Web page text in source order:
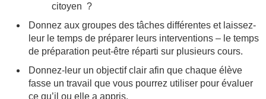
citoyen ?
Donnez aux groupes des tâches différentes et laissez-
leur le temps de préparer leurs interventions – le temps
de préparation peut-être réparti sur plusieurs cours.
Donnez-leur un objectif clair afin que chaque élève
fasse un travail que vous pourrez utiliser pour évaluer
ce qu’il ou elle a appris.